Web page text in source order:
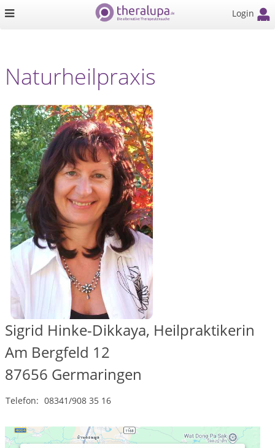
Login
Naturheilpraxis
Sigrid Hinke-Dikkaya, Heilpraktikerin
Am Bergfeld 12
87656 Germaringen
Telefon: 08341/908 35 16